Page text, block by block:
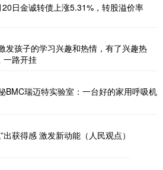
日金诚转债上涨5.31%，转股溢价率
发孩子的学习兴趣和热情，有了兴趣热
一路开挂
BMC瑞迈特实验室：一台好的家用呼吸机
出获得感 激发新动能（人民观点）